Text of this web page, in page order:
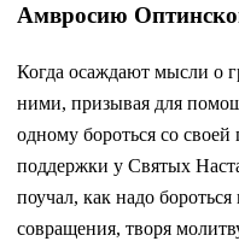
Амвросию
Когда осаждают мысли о
ними, призывая для
одному бороться со своей
поддержки у Святых
поучал, как надо
совращения, творя